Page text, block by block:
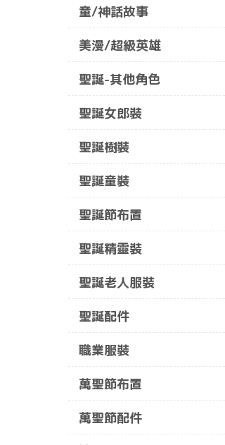
童/神話故事
美漫/超級英雄
聖誕-其他角色
聖誕女郎裝
聖誕樹裝
聖誕童裝
聖誕節布置
聖誕精靈裝
聖誕老人服裝
聖誕配件
職業服裝
萬聖節布置
萬聖節配件